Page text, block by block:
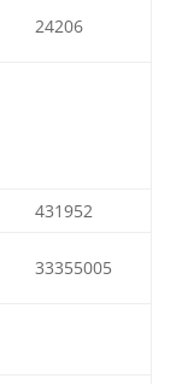
24206
431952
33355005